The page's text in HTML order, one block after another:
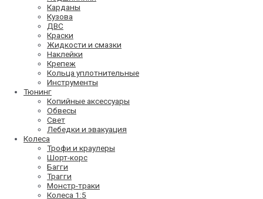
Карданы
Кузова
ДВС
Краски
Жидкости и смазки
Наклейки
Крепеж
Кольца уплотнительные
Инструменты
Тюнинг
Копийные аксессуары
Обвесы
Свет
Лебедки и эвакуация
Колеса
Трофи и краулеры
Шорт-корс
Багги
Трагги
Монстр-траки
Колеса 1:5